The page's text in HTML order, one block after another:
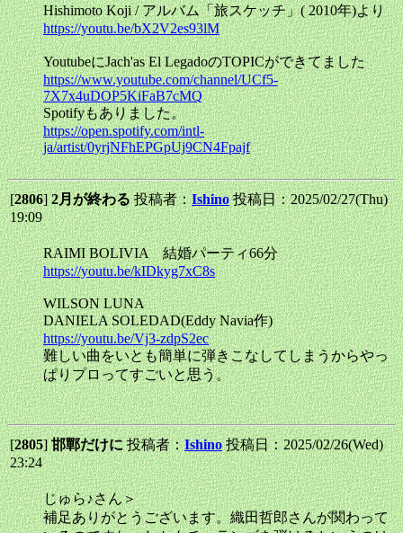
Hishimoto Koji / アルバム「旅スケッチ」( 2010年)より
https://youtu.be/bX2V2es93lM
YoutubeにJach'as El LegadoのTOPICができてました
https://www.youtube.com/channel/UCf5-
7X7x4uDOP5KiFaB7cMQ
Spotifyもありました。
https://open.spotify.com/intl-
ja/artist/0yrjNFhEPGpUj9CN4Fpajf
[2806]2月が終わる投稿者：Ishino 投稿日：2025/02/27(Thu)
19:09
RAIMI BOLIVIA 結婚パーティ66分
https://youtu.be/kIDkyg7xC8s
WILSON LUNA
DANIELA SOLEDAD(Eddy Navia作)
https://youtu.be/Vj3-zdpS2ec
難しい曲をいとも簡単に弾きこなしてしまうからやっ
ぱりプロってすごいと思う。
[2805]邯鄲だけに投稿者：Ishino 投稿日：2025/02/26(Wed)
23:24
じゅら♪さん＞
補足ありがとうございます。織田哲郎さんが関わって